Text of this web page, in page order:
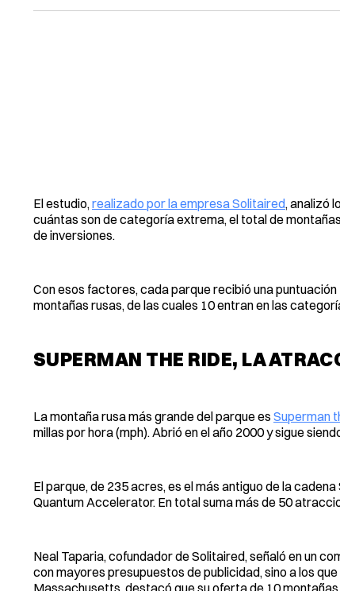
El estudio, realizado por la empresa Solitaired, analizó
cuántas son de categoría extrema, el total de
de inversiones.
Con esos factores, cada parque recibió una
montañas rusas, de las cuales 10 entran en las
SUPERMAN THE RIDE, LA
La montaña rusa más grande del parque es Superman
millas por hora (mph). Abrió en el año 2000 y sigue
El parque, de 235 acres, es el más antiguo de la
Quantum Accelerator. En total suma más de 50
Neal Taparia, cofundador de Solitaired, señaló en un
con mayores presupuestos de publicidad, sino a los
Massachusetts, destacó que su oferta de 10